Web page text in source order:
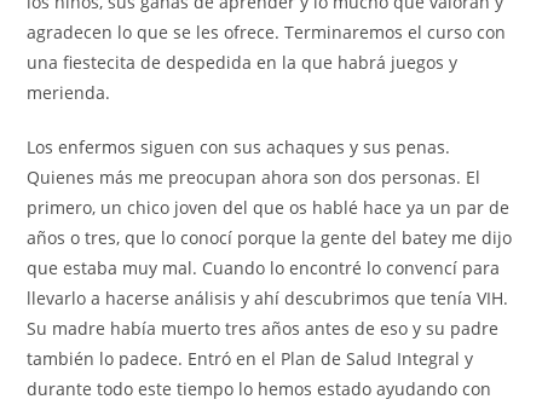
agradecen lo que se les ofrece. Terminaremos el curso con
una fiestecita de despedida en la que habrá juegos y
merienda.
Los enfermos siguen con sus achaques y sus penas.
Quienes más me preocupan ahora son dos personas. El
primero, un chico joven del que os hablé hace ya un par de
años o tres, que lo conocí porque la gente del batey me dijo
que estaba muy mal. Cuando lo encontré lo convencí para
llevarlo a hacerse análisis y ahí descubrimos que tenía VIH.
Su madre había muerto tres años antes de eso y su padre
también lo padece. Entró en el Plan de Salud Integral y
durante todo este tiempo lo hemos estado ayudando con